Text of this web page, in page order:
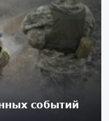
событий